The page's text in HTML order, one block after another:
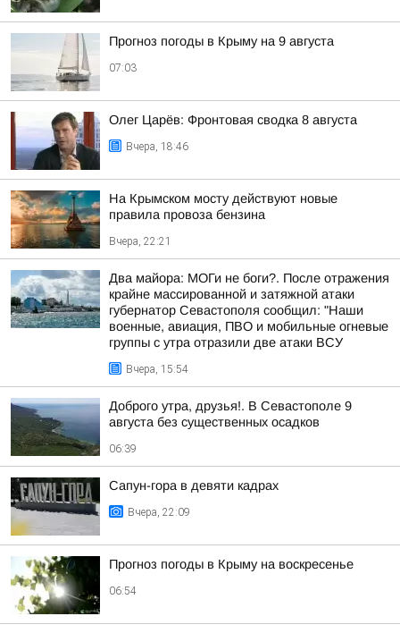
Прогноз погоды в Крыму на 9 августа
07:03
Олег Царёв: Фронтовая сводка 8 августа
Вчера, 18:46
На Крымском мосту действуют новые
правила провоза бензина
Вчера, 22:21
Два майора: МОГи не боги?. После отражения
крайне массированной и затяжной атаки
губернатор Севастополя сообщил: "Наши
военные, авиация, ПВО и мобильные огневые
группы с утра отразили две атаки ВСУ
Вчера, 15:54
Доброго утра, друзья!. В Севастополе 9
августа без существенных осадков
06:39
Сапун-гора в девяти кадрах
Вчера, 22:09
Прогноз погоды в Крыму на воскресенье
06:54